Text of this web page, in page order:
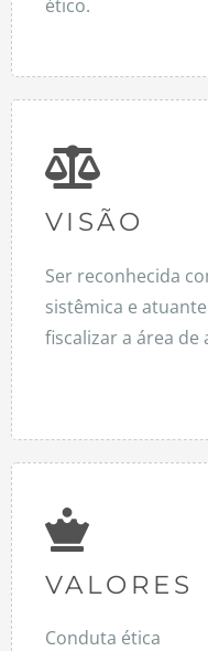
ético.
VISÃO
Ser reconhecida
sistêmica e
fiscalizar a área
VALORES
Conduta ética